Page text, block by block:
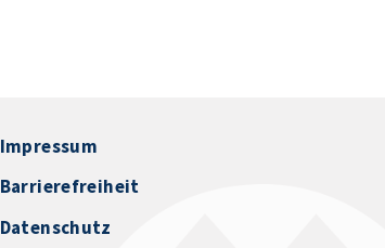
Impressum
Barrierefreiheit
Datenschutz